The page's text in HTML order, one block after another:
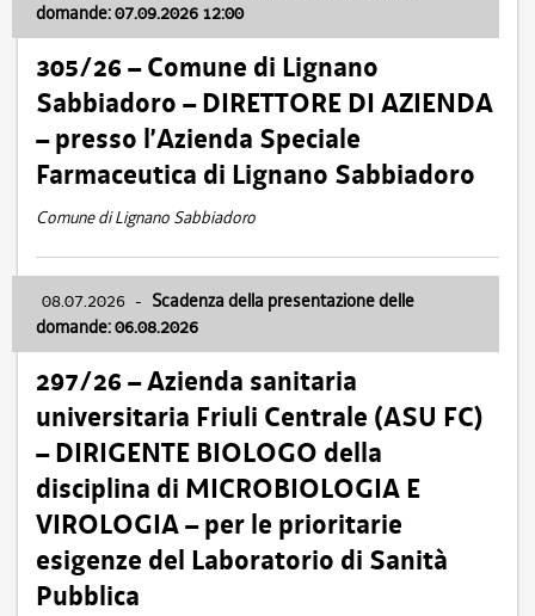
domande: 07.09.2026 12:00
305/26 – Comune di Lignano
Sabbiadoro – DIRETTORE DI AZIENDA
– presso l’Azienda Speciale
Farmaceutica di Lignano Sabbiadoro
Comune di Lignano Sabbiadoro
08.07.2026 - Scadenza della presentazione delle
domande: 06.08.2026
297/26 – Azienda sanitaria
universitaria Friuli Centrale (ASU FC)
– DIRIGENTE BIOLOGO della
disciplina di MICROBIOLOGIA E
VIROLOGIA – per le prioritarie
esigenze del Laboratorio di Sanità
Pubblica